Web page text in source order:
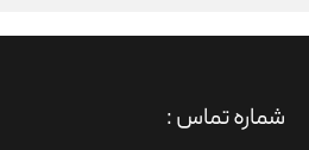
شماره تماس :